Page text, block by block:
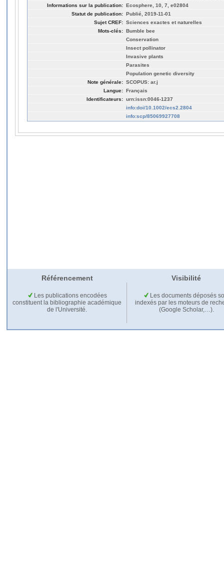
Informations sur la publication: Ecosphere, 10, 7, e02804
Statut de publication: Publié, 2019-11-01
Sujet CREF: Sciences exactes et naturelles
Mots-clés: Bumble bee
Conservation
Insect pollinator
Invasive plants
Parasites
Population genetic diversity
Note générale: SCOPUS: ar.j
Langue: Français
Identificateurs: urn:issn:0046-1237
info:doi/10.1002/ecs2.2804
info:scp/85069927708
Référencement Visibilité
Les publications encodées
constituent la bibliographie académique
de l'Université.
Les documents déposés
indexés par les moteurs de
(Google Scholar,…).